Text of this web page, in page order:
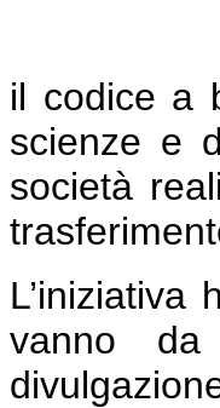
il codice a
scienze e
società
vanno da